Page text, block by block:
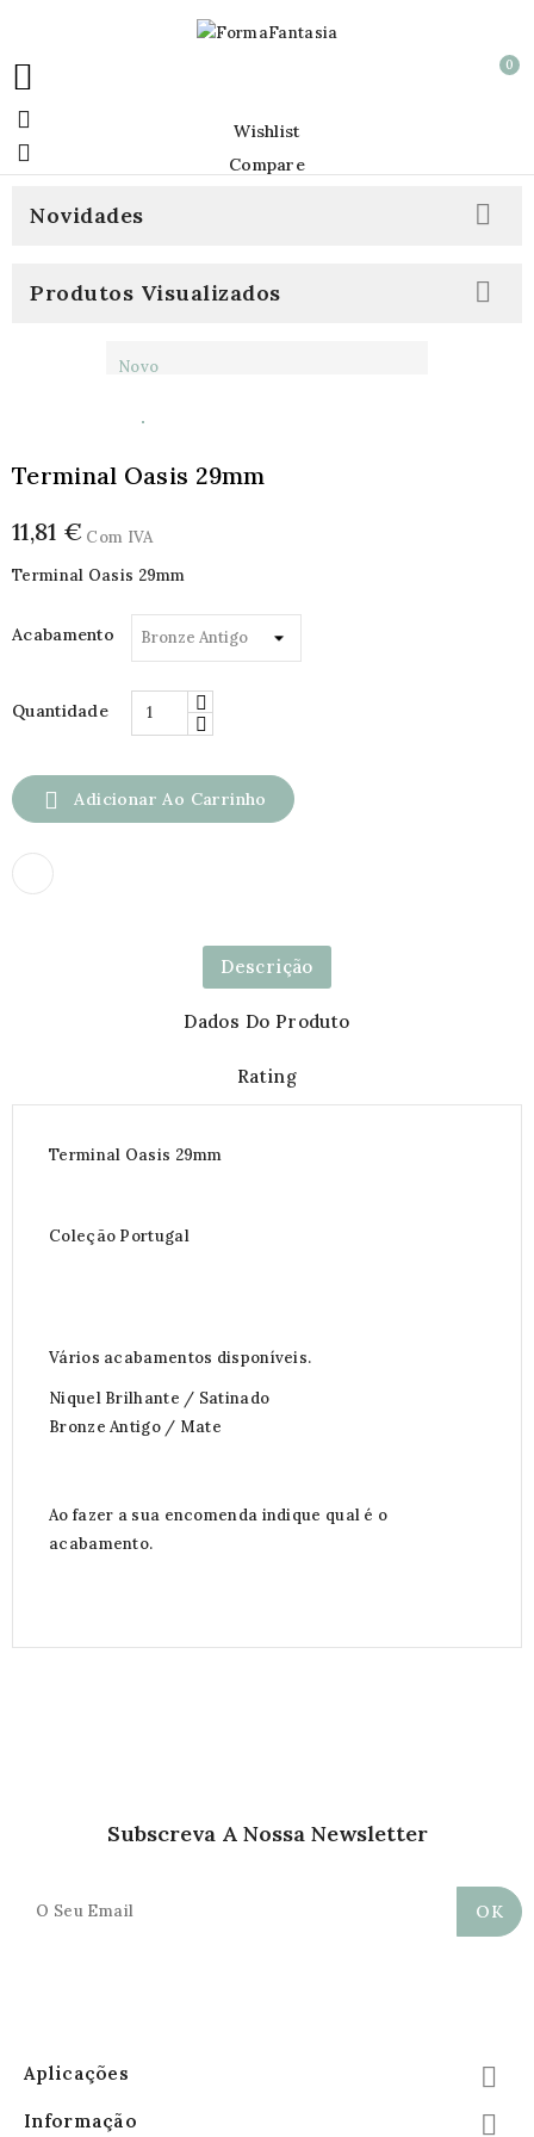
 0
 Wishlist
 Compare
Novidades 
Produtos Visualizados 
Novo
Terminal Oasis 29mm
11,81 € Com IVA
Terminal Oasis 29mm
Acabamento
Quantidade
 Adicionar Ao Carrinho
Descrição
Dados Do Produto
Rating
Terminal Oasis 29mm
Coleção Portugal
Vários acabamentos disponíveis.
Niquel Brilhante / Satinado
Bronze Antigo / Mate
Ao fazer a sua encomenda indique qual é o
acabamento.
Subscreva A Nossa Newsletter
Aplicações 
Informação 